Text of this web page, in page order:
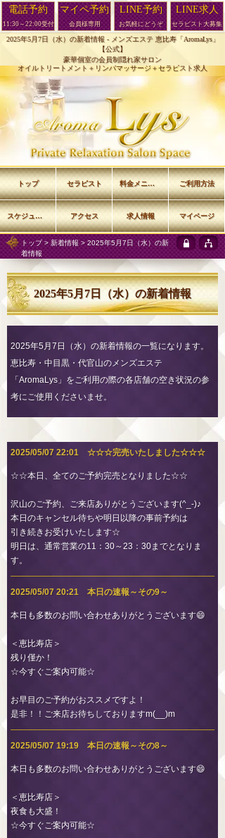
2025年5月7日（水）の新着情報 - メンズエステ 恵比寿「AromaLys」
【公式】
豪華個室の会員制隠れ家サロン
オイルトリートメント＋リンパマッサージ＋セラピスト求人
トップ> 新着情報 > 2025年5月7日（水）の新
着情報
2025年5月7日（水）の新着情報
2025年5月7日（水）の新着情報の一覧になります。
恵比寿・中目黒・代官山のメンズエステ
「AromaLys」をご利用の際の各店舗の空き状況の参
考にご使用くださいませ。
2025/05/07 22:01 ☆☆☆完売いたしました☆☆☆
☆☆本日、全てのご予約完売となりました☆☆
沢山のご予約、ご来店ありがとうございます(^_-)♪
本日のキャンセル待ちや明日以降の事前予約は
引き続きお受けいたします☆
明日は、通常営業の11：30～23：30までとなりま
す。
2025/05/07 20:21 本日の速報～その9～
本日も多数のお問い合わせありがとうございます😄
＜恵比寿店＞
残り僅か！
☆今すぐご案内可能☆
お早目のご予約がおススメですよ！
是非！！ご来店お待ちしておりますm(__)m
2025/05/07 19:19 本日の速報～その8～
本日も多数のお問い合わせありがとうございます😄
＜恵比寿店＞
夜食も大盛！
☆今すぐご案内可能☆
トップ セラピスト 料金メニュー ご利用方法
スケジュール アクセス 求人情報 マイページ
電話予約
11:30～22:00受付
マイペ予約
会員様専用
LINE予約
お気軽にどうぞ
LINE求人
セラピスト大募集